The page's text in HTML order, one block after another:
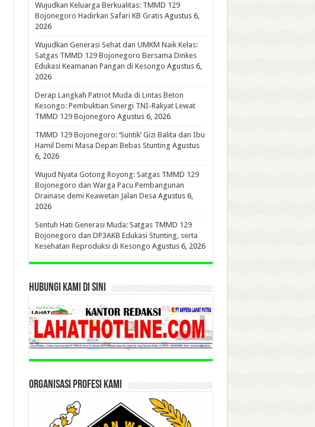
Wujudkan Keluarga Berkualitas: TMMD 129
Bojonegoro Hadirkan Safari KB Gratis Agustus 6,
2026
Wujudkan Generasi Sehat dan UMKM Naik Kelas:
Satgas TMMD 129 Bojonegoro Bersama Dinkes
Edukasi Keamanan Pangan di Kesongo Agustus 6,
2026
Derap Langkah Patriot Muda di Lintas Beton
Kesongo: Pembuktian Sinergi TNI-Rakyat Lewat
TMMD 129 Bojonegoro Agustus 6, 2026
TMMD 129 Bojonegoro: ‘Suntik’ Gizi Balita dan Ibu
Hamil Demi Masa Depan Bebas Stunting Agustus
6, 2026
Wujud Nyata Gotong Royong: Satgas TMMD 129
Bojonegoro dan Warga Pacu Pembangunan
Drainase demi Keawetan Jalan Desa Agustus 6,
2026
Sentuh Hati Generasi Muda: Satgas TMMD 129
Bojonegoro dan DP3AKB Edukasi Stunting, serta
Kesehatan Reproduksi di Kesongo Agustus 6, 2026
HUBUNGI KAMI DI SINI
ORGANISASI PROFESI KAMI